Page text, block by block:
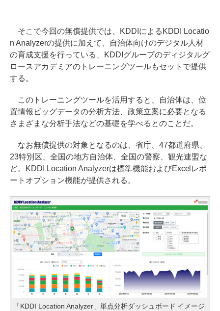
そこで今回の無償提供では、KDDIによるKDDI Locatio
n Analyzerの提供に加えて、自治体向けのデジタル人材
の育成支援を行っている、KDDIグループのディジタルグ
ロースアカデミアのトレーニングツールもセットで提供
する。
このトレーニングツールを活用すると、自治体は、位
置情報ビッグデータの分析方法、政策立案に必要となる
さまざまな分析手法などの基礎を学べるとのことだ。
なお無償提供の対象となるのは、省庁、47都道府県、
23特別区、全国の地方自治体、全国の警察、観光連盟な
ど。KDDI Location Analyzerは標準機能およびExcelレポ
ートオプション機能が提供される。
「KDDI Location Analyzer」単点分析ダッシュボード イメージ